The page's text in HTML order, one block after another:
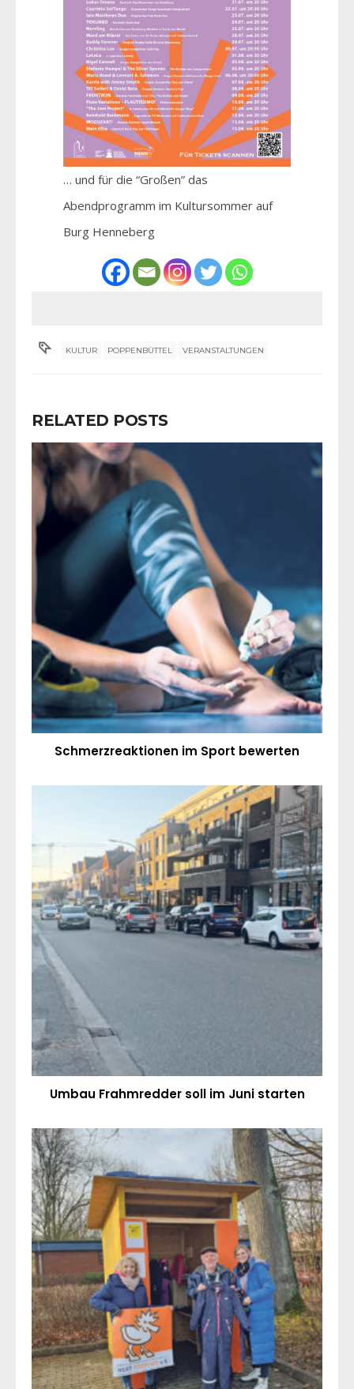
… und für die “Großen” das
Abendprogramm im Kultursommer auf
Burg Henneberg
KULTUR POPPENBÜTTEL VERANSTALTUNGEN
RELATED POSTS
Schmerzreaktionen im Sport bewerten
Umbau Frahmredder soll im Juni starten